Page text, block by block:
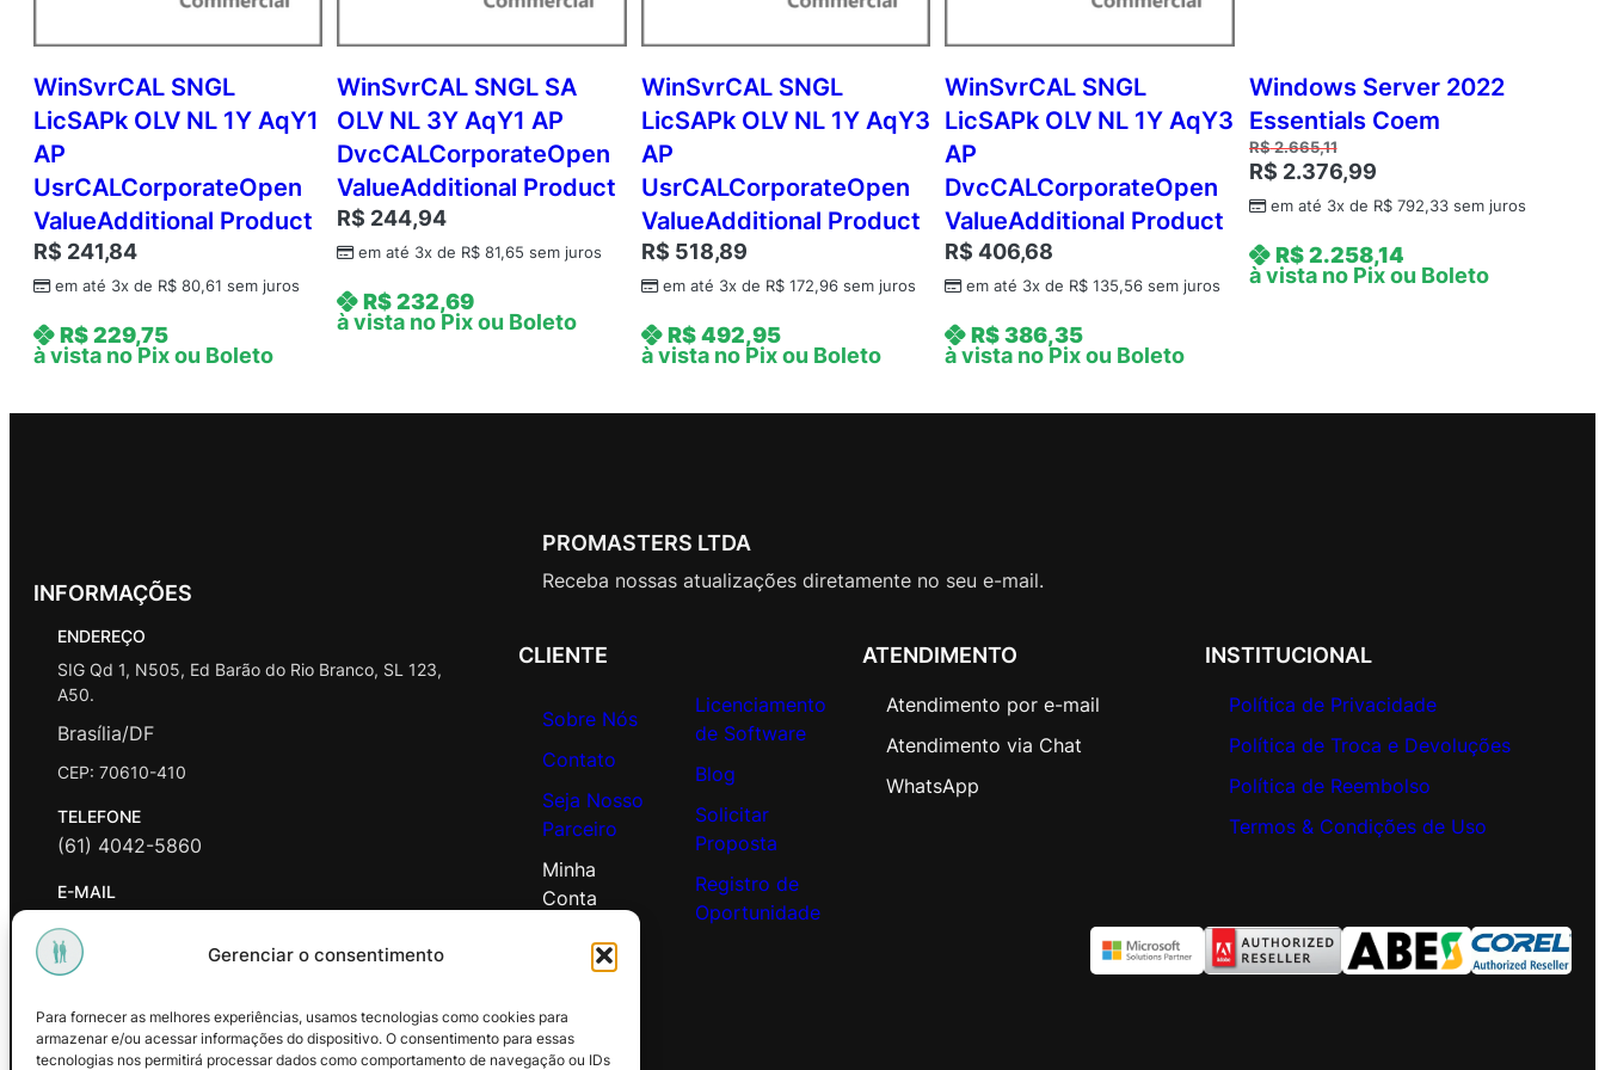
Gerenciar o consentimento
Para fornecer as melhores experiências, usamos tecnologias como cookies para
armazenar e/ou acessar informações do dispositivo. O consentimento para essas
tecnologias nos permitirá processar dados como comportamento de navegação ou IDs
1
Y
A
q
Y
1
A
c
d
c
A
L
WinSvrCAL SNGL
LicSAPk OLV NL 1Y AqY1
AP
UsrCALCorporateOpen
ValueAdditional Product
R$ 241,84
em até 3x de R$ 80,61 sem juros
R$229,75
à vista no Pix ou Boleto
WinSvrCAL SNGL SA
OLV NL 3Y AqY1 AP
DvcCALCorporateOpen
ValueAdditional Product
R$ 244,94
em até 3x de R$ 81,65 sem juros
R$232,69
à vista no Pix ou Boleto
WinSvrCAL SNGL
LicSAPk OLV NL 1Y AqY3
AP
UsrCALCorporateOpen
ValueAdditional Product
R$ 518,89
em até 3x de R$172,96sem juros
R$492,95
à vista no Pix ou Boleto
WinSvrCAL SNGL
LicSAPk OLV NL 1Y AqY3
AP
DvcCALCorporateOpen
ValueAdditional Product
R$ 406,68
em até 3x de R$ 135,56 sem juros
R$386,35
à vista no Pix ou Boleto
Windows Server 2022
Essentials Coem
R$2.665,11
R$ 2.376,99
em até 3x de R$792,33sem juros
R$2.258,14
à vista no Pix ou Boleto
INFORMAÇÕES
ENDEREÇO
SIG Qd 1, N505, Ed Barão do Rio Branco, SL 123,
A50.
Brasília/DF
CEP: 70610-410
TELEFONE
(61) 4042-5860
E-MAIL
contato@promasters.net.br
HORÁRIO DE ATENDIMENTO
Facebook Instagram Youtube
PROMASTERS LTDA
Receba nossas atualizações diretamente no seu e-mail.
CLIENTE
Sobre Nós
Contato
Seja Nosso
Parceiro
Minha
Conta
Licenciamento
de Software
Blog
Solicitar
Proposta
Registro de
Oportunidade
ATENDIMENTO
Atendimento por e-mail
Atendimento via Chat
WhatsApp
INSTITUCIONAL
Política de Privacidade
Política de Troca e Devoluções
Política de Reembolso
Termos & Condições de Uso